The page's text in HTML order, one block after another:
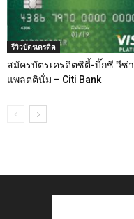
รีวิวบัตรเครดิต
สมัครบัตรเครดิตซิตี้-บิ๊กซี วีซ่า
แพลตตินั่ม – Citi Bank